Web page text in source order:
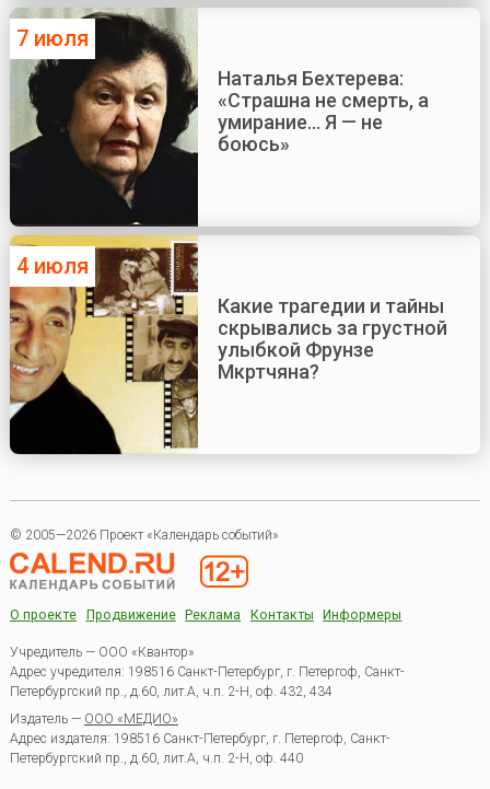
7 июля
Наталья Бехтерева:
«Страшна не смерть, а
умирание... Я — не
боюсь»
4 июля
Какие трагедии и тайны
скрывались за грустной
улыбкой Фрунзе
Мкртчяна?
© 2005—2026 Проект «Календарь событий»
О проекте Продвижение Реклама Контакты Информеры
Учредитель — ООО «Квантор»
Адрес учредителя: 198516 Санкт-Петербург, г. Петергоф, Санкт-
Петербургский пр., д.60, лит.А, ч.п. 2-Н, оф. 432, 434
Издатель — ООО «МЕДИО»
Адрес издателя: 198516 Санкт-Петербург, г. Петергоф, Санкт-
Петербургский пр., д.60, лит.А, ч.п. 2-Н, оф. 440